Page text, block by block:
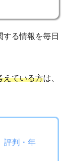
る情報を毎日
えている方は、
評判・年